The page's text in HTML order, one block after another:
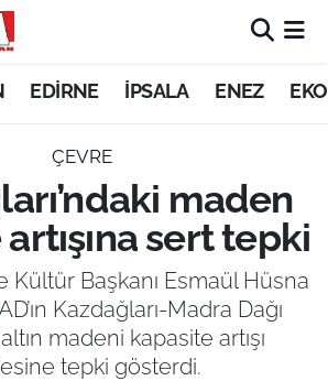
EDİRNE İPSALA ENEZ
ÇEVRE
maden
sert tepki
Kültür Başkanı Esmaül Hüsna
Kazdağları-Madra Dağı
madeni kapasite artışı
tepki gösterdi.